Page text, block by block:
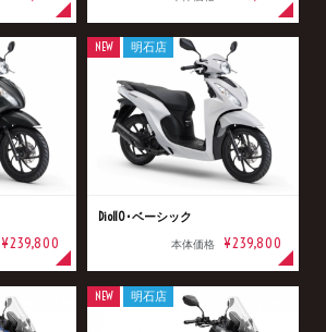
¥239,800
Dio110･ベーシック
本体価格 ¥239,800
NEW 明石店
NEW 明石店